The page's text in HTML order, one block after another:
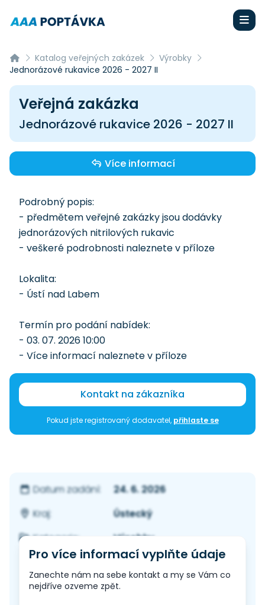
Katalog veřejných zakázek
Výrobky
Jednorázové rukavice 2026 - 2027 II
Veřejná zakázka
Jednorázové rukavice 2026 - 2027 II
Více informací
Podrobný popis:
- předmětem veřejné zakázky jsou dodávky
jednorázových nitrilových rukavic
- veškeré podrobnosti naleznete v příloze
Lokalita:
- Ústí nad Labem
Termín pro podání nabídek:
- 03. 07. 2026 10:00
- Více informací naleznete v příloze
Kontakt na zákazníka
Pokud jste registrovaný dodavatel, přihlaste se
Datum zadání:
24. 6. 2026
Kraj:
Ústecký
Kategorie:
Výrobky
Pro více informací vyplňte údaje
Zanechte nám na sebe kontakt a my se Vám co
nejdříve ozveme zpět.